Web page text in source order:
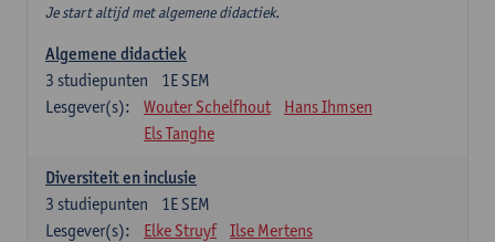
Je start altijd met algemene didactiek.
Algemene didactiek
1E SEM
3 studiepunten
Lesgever(s):
Wouter Schelfhout
Hans Ihmsen
Els Tanghe
Diversiteit en inclusie
1E SEM
3 studiepunten
Lesgever(s):
Elke Struyf
Ilse Mertens